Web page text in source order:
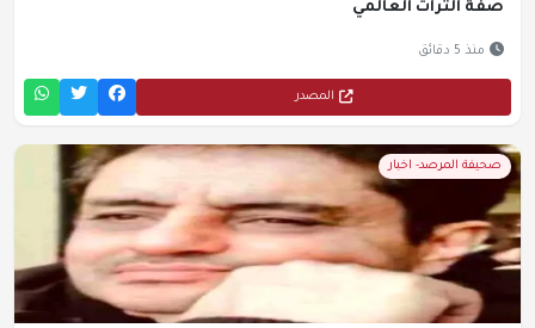
صفة التراث العالمي
منذ 5 دقائق
المصدر
صحيفة المرصد- اخبار